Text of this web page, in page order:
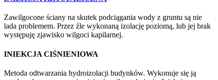
Zawilgocone ściany na skutek podciągania wody z gruntu są nie
lada problemem. Przez źle wykonaną izolację poziomą, lub jej brak
występuję zjawisko wilgoci kapilarnej.
INIEKCJA CIŚNIENIOWA
Metoda odtwarzania hydroizolacji budynków. Wykonuje się ją